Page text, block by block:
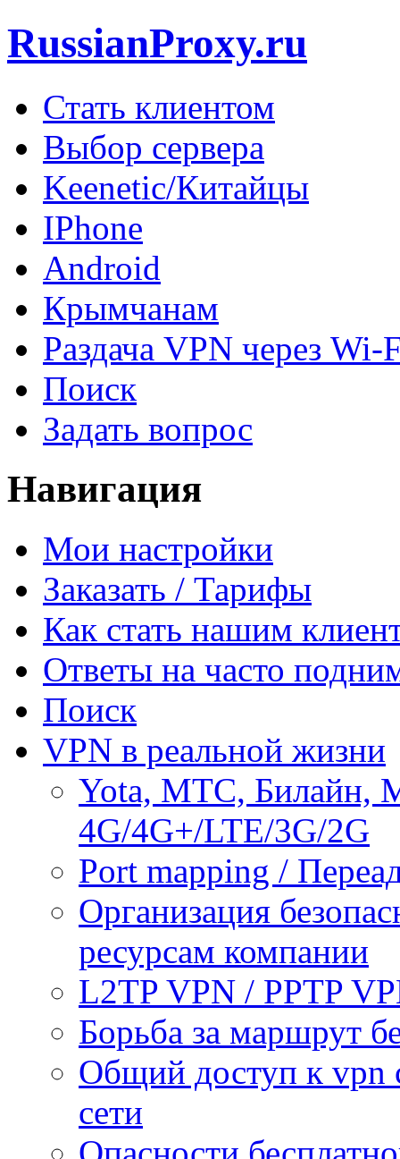
RussianProxy.ru
Стать клиентом
Выбор сервера
Keenetic/Китайцы
IPhone
Android
Крымчанам
Раздача VPN через Wi-
Поиск
Задать вопрос
Навигация
Мои настройки
Заказать / Тарифы
Как стать нашим
Ответы на часто
Поиск
VPN в реальной жизни
Yota, МТС, Билайн,
4G/4G+/LTE/3G/2G
Port mapping /
Организация
ресурсам компании
L2TP VPN / PPTP
Борьба за маршрут
Общий доступ к vpn
сети